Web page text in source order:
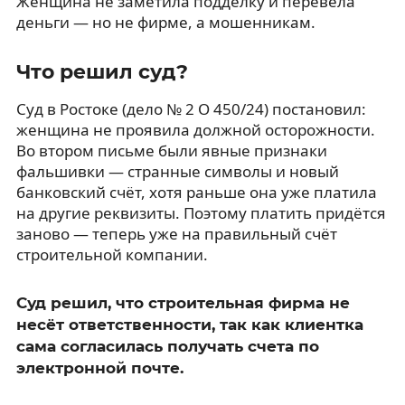
деньги — но не фирме, а мошенникам.
Что решил суд?
Суд в Ростоке (дело № 2 O 450/24) постановил:
женщина не проявила должной осторожности.
Во втором письме были явные признаки
фальшивки — странные символы и новый
банковский счёт, хотя раньше она уже платила
на другие реквизиты. Поэтому платить придётся
заново — теперь уже на правильный счёт
строительной компании.
Суд решил, что строительная фирма не
несёт ответственности, так как клиентка
сама согласилась получать счета по
электронной почте.